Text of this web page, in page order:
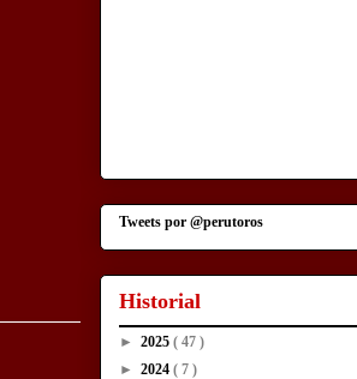
Tweets por @perutoros
Historial
► 2025 ( 47 )
► 2024 ( 7 )